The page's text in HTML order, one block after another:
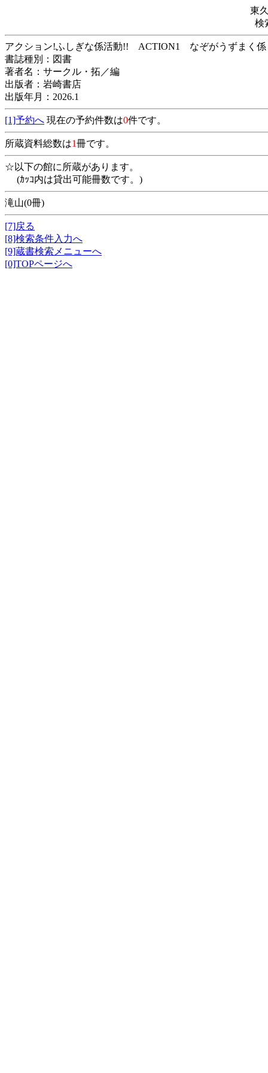
東
検
アクション!ふしぎな係活動!! ACTION1 なぞ
書誌種別：図書
著者名：サークル・拓／編
出版者：岩崎書店
出版年月：2026.1
[1]予約へ 現在の予約件数は0件です。
所蔵資料総数は1冊です。
☆以下の館に所蔵があります。
(ｶｯｺ内は貸出可能冊数です。)
滝山(0冊)
[7]戻る
[8]検索条件入力へ
[9]蔵書検索メニューへ
[0]TOPページへ